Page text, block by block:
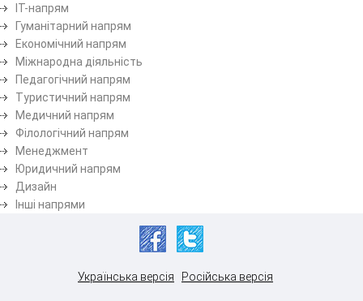
ІТ-напрям
Гуманітарний напрям
Економічний напрям
Міжнародна діяльність
Педагогічний напрям
Туристичний напрям
Медичний напрям
Філологічний напрям
Менеджмент
Юридичний напрям
Дизайн
Інші напрями
Українська версія Російська версія